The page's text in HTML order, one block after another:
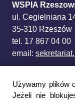
Używamy plików
Jeżeli nie
WSPIA
ul. Cegielniana
35-310 Rzeszów
tel. 17 867 04 00
email: